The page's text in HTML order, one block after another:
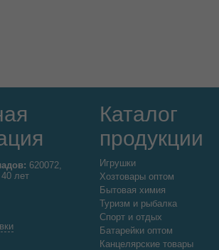
620072,
40 лет
Каталог
продукции
Игрушки
Хозтовары оптом
Бытовая химия
Туризм и рыбалка
Спорт и отдых
Батарейки оптом
Канцелярские товары